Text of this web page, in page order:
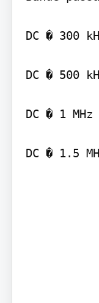
DC � 300
DC � 500
DC � 1 MHz
DC � 1.5